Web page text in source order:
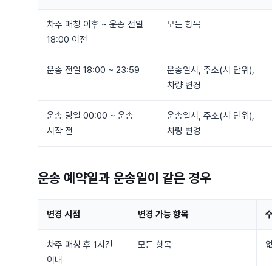
차주 매칭 이후 ~ 운송 전일
18:00 이전
모든 항목
운송 전일 18:00 ~ 23:59
운송일시, 주소(시 단위),
차량 변경
운송 당일 00:00 ~ 운송
시작 전
운송일시, 주소(시 단위),
차량 변경
운송 예약일과 운송일이 같은 경우
변경 시점 변경 가능 항목
차주 매칭 후 1시간
이내
모든 항목